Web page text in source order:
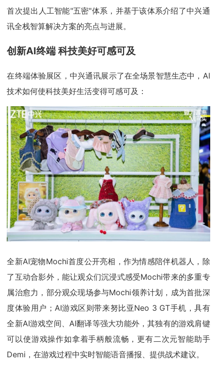
首次提出人工智能"五密"体系，并基于该体系介绍了中兴通
讯全栈智算解决方案的亮点与进展。
创新AI终端 科技美好可感可及
在终端体验展区，中兴通讯展示了在全场景智慧生态中，AI
技术如何使科技美好生活变得可感可及：
全新AI宠物Mochi首度公开亮相，作为情感陪伴机器人，除
了互动合影外，能让观众们沉浸式感受Mochi带来的多重专
属治愈力，部分观众现场参与Mochi领养计划，成为首批深
度体验用户；AI游戏区则带来努比亚Neo 3 GT手机，具有
全新AI游戏空间、AI翻译等强大功能外，其独有的游戏肩键
可以使游戏操作如拿着手柄般流畅，更有二次元智能助手
Demi，在游戏过程中实时智能语音播报、提供战术建议。